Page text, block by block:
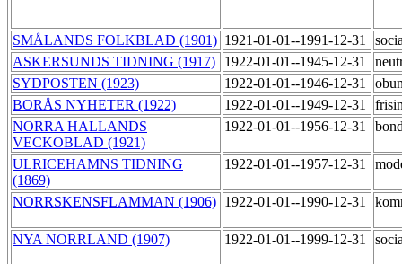
SMÅLANDS FOLKBLAD (1901) 1921-01-01--1991-12-31
ASKERSUNDS TIDNING (1917)
1922-01-01--1945-12-31
SYDPOSTEN (1923)
1922-01-01--1946-12-31
BORÅS NYHETER (1922)
1922-01-01--1949-12-31
NORRA HALLANDS
VECKOBLAD (1921)
1922-01-01--1956-12-31
ULRICEHAMNS TIDNING
(1869)
1922-01-01--1957-12-31
NORRSKENSFLAMMAN (1906) 1922-01-01--1990-12-31
NYA NORRLAND (1907) 1922-01-01--1999-12-31